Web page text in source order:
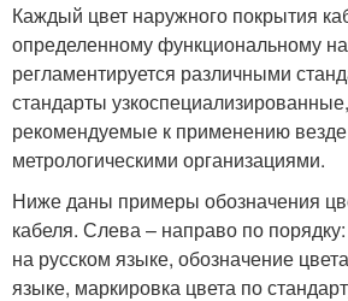
Каждый цвет наружного покрытия
определенному функциональному
регламентируется различными
стандарты
рекомендуемые к применению
метрологическими организациями.
Ниже даны примеры обозначения
кабеля. Слева – направо по
на русском языке, обозначение
языке, маркировка цвета по